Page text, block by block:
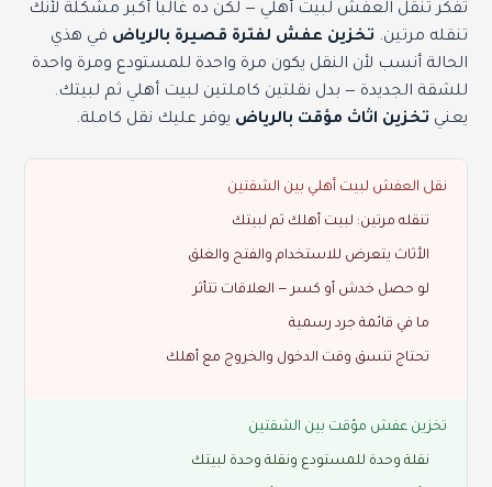
تفكر تنقل العفش لبيت أهلي — لكن ده غالباً أكبر مشكلة لأنك
تنقله مرتين. تخزين عفش لفترة قصيرة بالرياض في هذي
الحالة أنسب لأن النقل يكون مرة واحدة للمستودع ومرة واحدة
للشقة الجديدة — بدل نقلتين كاملتين لبيت أهلي ثم لبيتك.
يعني تخزين اثاث مؤقت بالرياض يوفر عليك نقل كاملة.
نقل العفش لبيت أهلي بين الشقتين
تنقله مرتين: لبيت أهلك ثم لبيتك
الأثاث يتعرض للاستخدام والفتح والغلق
لو حصل خدش أو كسر — العلاقات تتأثر
ما في قائمة جرد رسمية
تحتاج تنسق وقت الدخول والخروج مع أهلك
تخزين عفش مؤقت بين الشقتين
نقلة وحدة للمستودع ونقلة وحدة لبيتك